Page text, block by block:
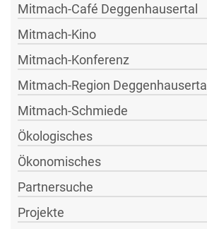
Mitmach-Café Deggenhausertal
Mitmach-Kino
Mitmach-Konferenz
Mitmach-Region Deggenhausertal
Mitmach-Schmiede
Ökologisches
Ökonomisches
Partnersuche
Projekte